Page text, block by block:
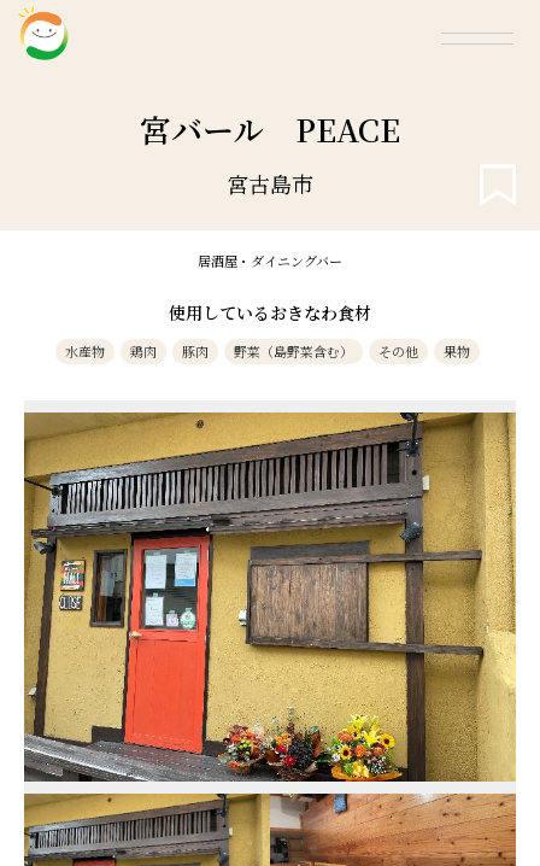
宮バール PEACE
宮古島市
居酒屋・ダイニングバー
使用しているおきなわ食材
水産物 鶏肉 豚肉 野菜（島野菜含む） その他 果物